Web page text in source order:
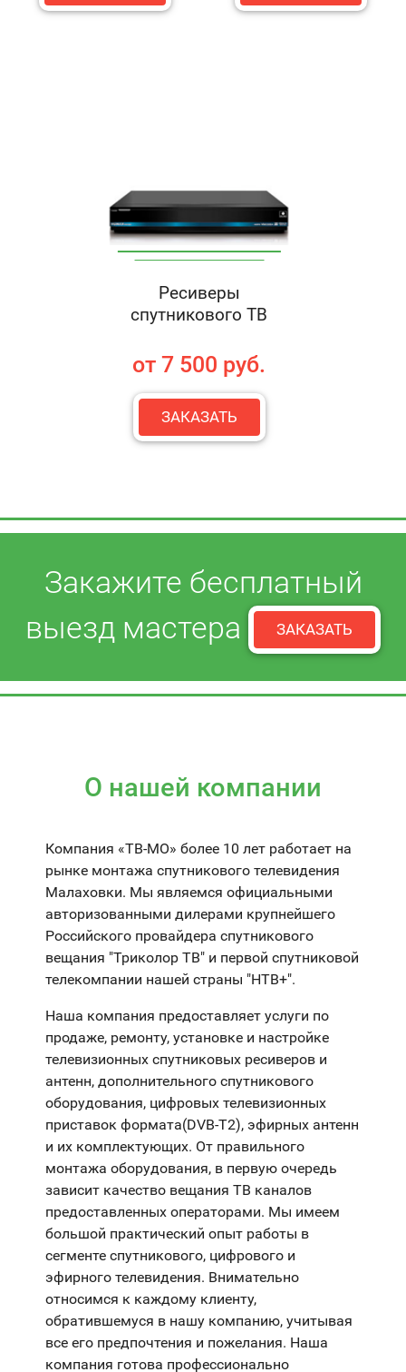
Ресиверы
спутникового ТВ
от 7 500 руб.
ЗАКАЗАТЬ
Закажите бесплатный
выезд мастера
ЗАКАЗАТЬ
О нашей компании
Компания «ТВ-МО» более 10 лет работает на
рынке монтажа спутникового телевидения
Малаховки. Мы являемся официальными
авторизованными дилерами крупнейшего
Российского провайдера спутникового
вещания "Триколор ТВ" и первой спутниковой
телекомпании нашей страны "НТВ+".
Наша компания предоставляет услуги по
продаже, ремонту, установке и настройке
телевизионных спутниковых ресиверов и
антенн, дополнительного спутникового
оборудования, цифровых телевизионных
приставок формата(DVB-T2), эфирных антенн
и их комплектующих. От правильного
монтажа оборудования, в первую очередь
зависит качество вещания ТВ каналов
предоставленных операторами. Мы имеем
большой практический опыт работы в
сегменте спутникового, цифрового и
эфирного телевидения. Внимательно
относимся к каждому клиенту,
обратившемуся в нашу компанию, учитывая
все его предпочтения и пожелания. Наша
компания готова профессионально